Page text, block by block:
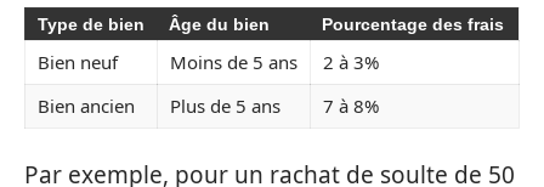
Type de bien Âge du bien Pourcentage des frais
Bien neuf Moins de 5 ans
2 à 3%
Bien ancien
Plus de 5 ans 7 à 8%
Par exemple, pour un rachat de soulte de 50